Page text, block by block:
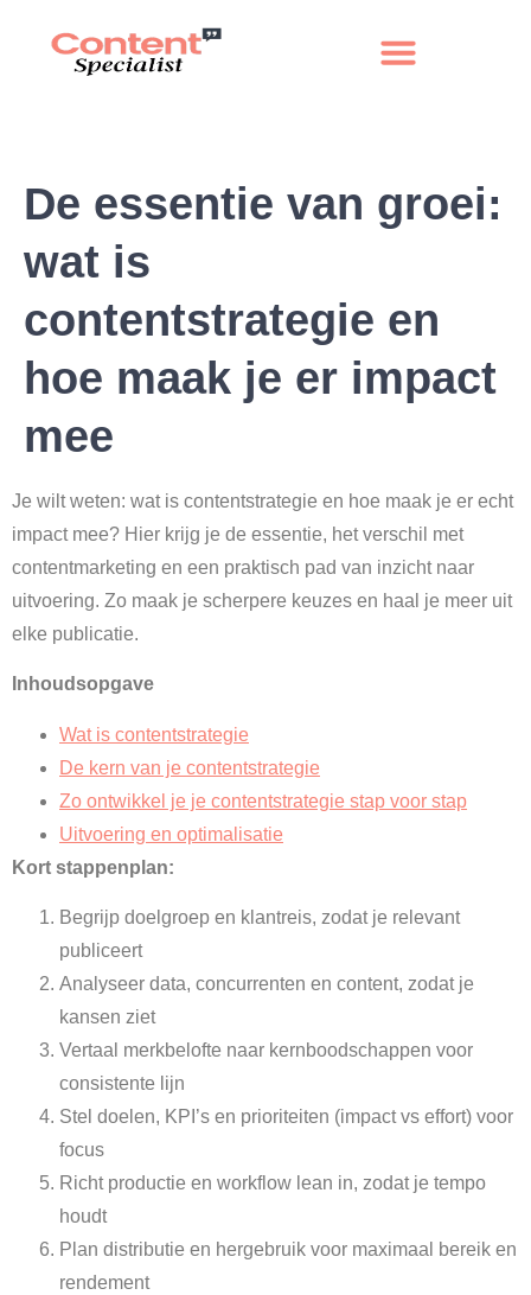
De essentie van groei:
wat is
contentstrategie en
hoe maak je er impact
mee
Je wilt weten: wat is contentstrategie en hoe maak je er echt
impact mee? Hier krijg je de essentie, het verschil met
contentmarketing en een praktisch pad van inzicht naar
uitvoering. Zo maak je scherpere keuzes en haal je meer uit
elke publicatie.
Inhoudsopgave
Wat is contentstrategie
De kern van je contentstrategie
Zo ontwikkel je je contentstrategie stap voor stap
Uitvoering en optimalisatie
Kort stappenplan:
Begrijp doelgroep en klantreis, zodat je relevant
publiceert
Analyseer data, concurrenten en content, zodat je
kansen ziet
Vertaal merkbelofte naar kernboodschappen voor
consistente lijn
Stel doelen, KPI’s en prioriteiten (impact vs effort) voor
focus
Richt productie en workflow lean in, zodat je tempo
houdt
Plan distributie en hergebruik voor maximaal bereik en
rendement